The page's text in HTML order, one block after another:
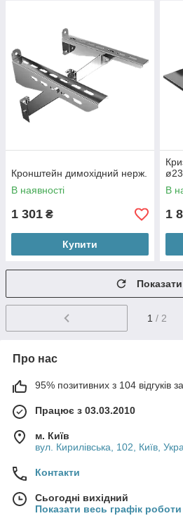
Кронштейн димохідний нерж.
В наявності
1 301 ₴
Купити
В
1
1 / 2
Про нас
95% позитивних з 104 відгуків
Працює з 03.03.2010
м. Київ
вул. Кирилівська, 102, Київ,
Контакти
Сьогодні вихідний
Показати весь графік роботи